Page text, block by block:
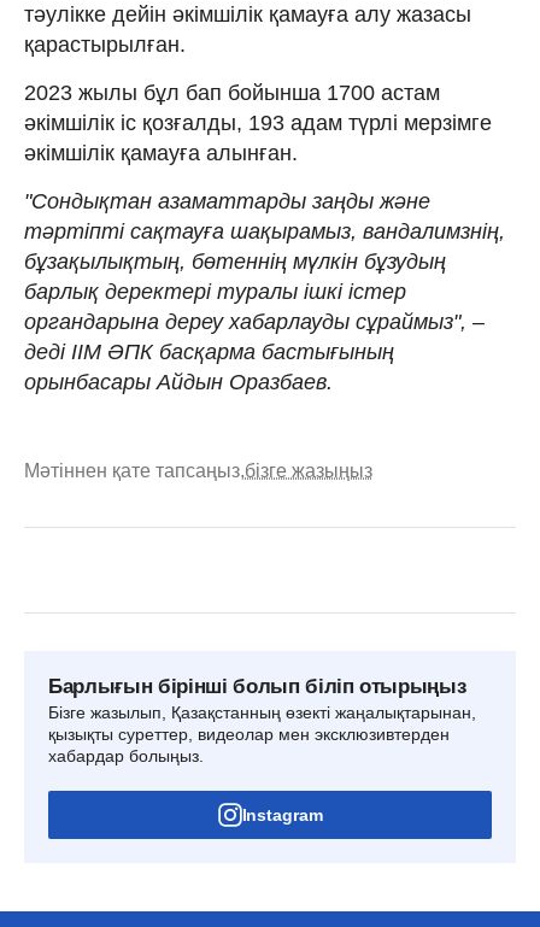
тәулікке дейін әкімшілік қамауға алу жазасы
қарастырылған.
2023 жылы бұл бап бойынша 1700 астам
әкімшілік іс қозғалды, 193 адам түрлі мерзімге
әкімшілік қамауға алынған.
"Сондықтан азаматтарды заңды және
тәртіпті сақтауға шақырамыз, вандалимзнің,
бұзақылықтың, бөтеннің мүлкін бұзудың
барлық деректері туралы ішкі істер
органдарына дереу хабарлауды сұраймыз", –
деді ІІМ ӘПК басқарма бастығының
орынбасары Айдын Оразбаев.
Мәтіннен қате тапсаңыз,бізге жазыңыз
Барлығын бірінші болып біліп отырыңыз
Бізге жазылып, Қазақстанның өзекті жаңалықтарынан,
қызықты суреттер, видеолар мен эксклюзивтерден
хабардар болыңыз.
Instagram